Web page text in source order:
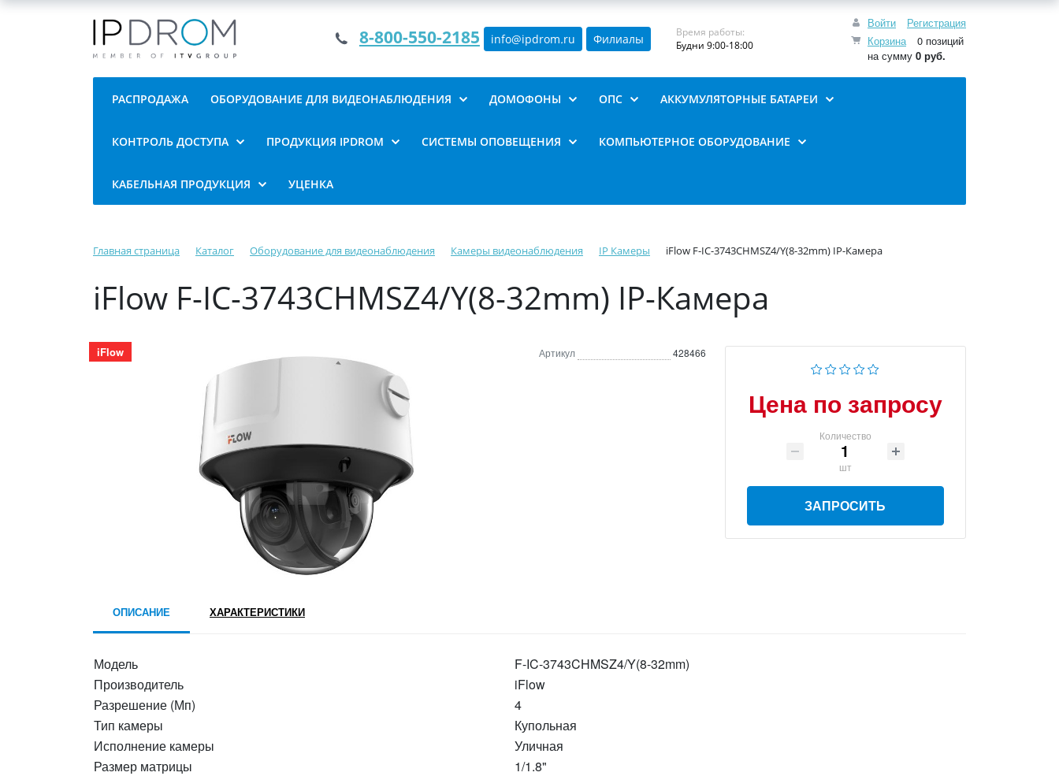
Войти
Регистрация
Корзина
0 позиций
на сумму 0 руб.
8-800-550-2185 info@ipdrom.ru Филиалы
Время работы:
Будни 9:00-18:00
РАСПРОДАЖА ОБОРУДОВАНИЕ ДЛЯ ВИДЕОНАБЛЮДЕНИЯ ДОМОФОНЫ ОПС АККУМУЛЯТОРНЫЕ БАТАРЕИ
КОНТРОЛЬ ДОСТУПА ПРОДУКЦИЯ IPDROM СИСТЕМЫ ОПОВЕЩЕНИЯ КОМПЬЮТЕРНОЕ ОБОРУДОВАНИЕ
КАБЕЛЬНАЯ ПРОДУКЦИЯ УЦЕНКА
Главная страница Каталог Оборудование для видеонаблюдения Камеры видеонаблюдения IP Камеры iFlow F-IC-3743CHMSZ4/Y(8-32mm) IP-Камера
iFlow F-IC-3743CHMSZ4/Y(8-32mm) IP-Камера
iFlow Артикул 428466
Цена по запросу
Количество
шт
ЗАПРОСИТЬ
ОПИСАНИЕ ХАРАКТЕРИСТИКИ
Модель
F-IC-3743CHMSZ4/Y(8-32mm)
Производитель
iFlow
Разрешение (Мп)
4
Тип камеры
Купольная
Исполнение камеры
Уличная
Размер матрицы
1/1.8"